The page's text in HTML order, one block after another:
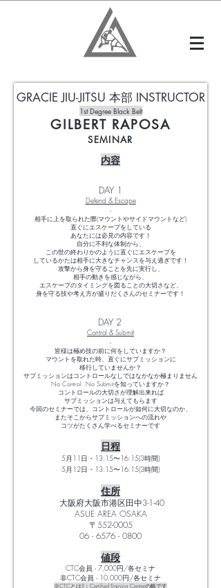
GRACIE JIU-JITSU 本部 INSTRUCTOR
1st Degree Black Belt
GILBERT RAPOSA
SEMINAR
内容
DAY 1
Defend & Escape
-
相手に上を取られた際(マウントやサイドマウントなど)
直ぐにエスケープをしている
あなたには必見の内容です！
自分に不利な体制から、
この世の終わりかのように直ぐにエスケープを
しているかたは相手に大きなチャンスを与え過ぎです！
攻撃から身を守ることを先に実行し、
相手の動きを感じながら、
エスケープのタイミングを図ることの大切さなど、
身を守る技や考え方が盛りだくさんのセミナーです！
DAY 2
Control & Submit
-
皆様は極め技の前に何をしていますか？
マウントを取れた時、直ぐにサブミッションに
移行していませんか？
サブミッションはコントロールなしではなかなか極まりません
No Control No Submitを知っていますか？
コントロールの大切さが理解出来れば
サブミッションは与えてもらます
今回のセミナーでは、コントロールが如何に大切なのか、
またそこからサブミッションへの流れや
コツがたくさん学べるセミナーです
日程
5月11日・13:15〜16:15(3時間)
5月12日・13:15〜16:15(3時間)
住所
大阪府大阪市港区田中3-1-40
ASUE AREA OSAKA
〒552-0005
06 - 6576 - 0800
値段
CTC会員 - 7,000円/各セミナ
非CTC会員 - 10,000円/各セミナ
※CTCとは?：Certified Training Centerの略です